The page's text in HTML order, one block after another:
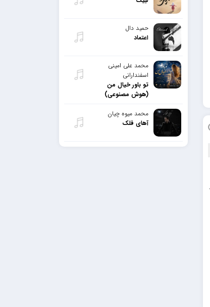
حمید دال
اعتماد
محمد علی امینی
اسفندارانی
تو باور خیال من
(هوش مصنوعی)
محمد میوه چیان
آهای فلک